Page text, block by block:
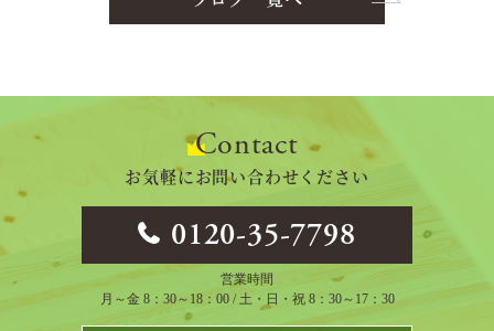
Contact
お気軽にお問い合わせください
0120-35-7798
営業時間
月～金 8：30～18：00 / 土・日・祝 8：30～17：30